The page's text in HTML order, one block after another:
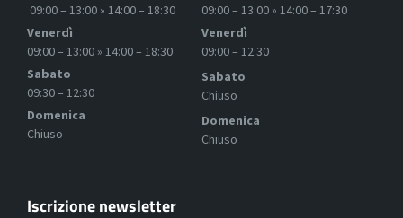
09:00 – 13:00 » 14:00 – 18:30
Venerdì
09:00 – 13:00 » 14:00 – 18:30
Sabato
09:30 – 12:30
Domenica
Chiuso
09:00 – 13:00 » 14:00 – 17:30
Venerdì
09:00 – 12:30
Sabato
Chiuso
Domenica
Chiuso
Iscrizione newsletter